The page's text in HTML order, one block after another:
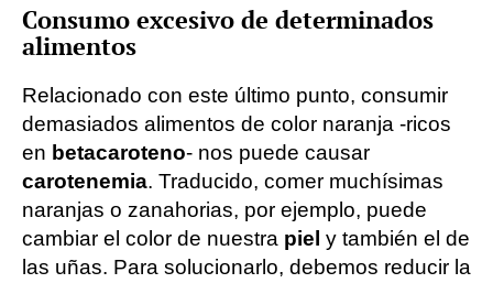
Consumo excesivo de determinados
alimentos
Relacionado con este último punto, consumir
demasiados alimentos de color naranja -ricos
en betacaroteno- nos puede causar
carotenemia. Traducido, comer muchísimas
naranjas o zanahorias, por ejemplo, puede
cambiar el color de nuestra piel y también el de
las uñas. Para solucionarlo, debemos reducir la